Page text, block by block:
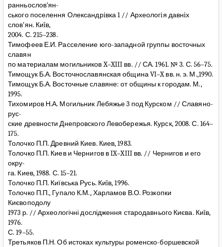
ранньослов’ян-
ського поселення Олександрiвка 1 // Археологiя давнiх
слов’ян. Киïв,
2004. С. 215–238.
Тимофеев Е.И. Расселение юго-западной группы восточных
славян
по материалам могильников X–XIII вв. // СА. 1961. № 3. С. 56–75.
Тимощук Б.А. Восточнославянская община VI–X вв. н. э. М.,1990.
Тимощук Б.А. Восточные славяне: от общины к городам. М.,
1995.
Тихомиров Н.А. Могильник Лебяжье 3 под Курском // Славяно-
рус-
ские древности Днепровского Левобережья. Курск, 2008. С. 164–
175.
Толочко П.П. Древний Киев. Киев, 1983.
Толочко П.П. Киев и Чернигов в IX–XIII вв. // Чернигов и его
окру-
га. Киев, 1988. С. 15–21.
Толочко П.П. Київська Русь. Киïв, 1996.
Толочко П.П., Гупало К.М., Харламов В.О. Розкопки
Києвоподолу
1973 р. // Археологічні дослідження стародавнього Києва. Киïв,
1976.
С. 19–55.
Третьяков П.Н. Об истоках культуры роменско-боршевской